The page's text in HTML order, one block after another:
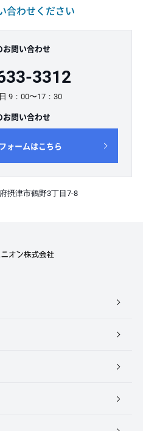
合わせください
お問い合わせ
3312
9：00〜17：30
お問い合わせ
ォームはこちら
摂津市鶴野3丁目7-8